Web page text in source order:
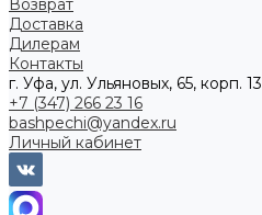
Возврат
Доставка
Дилерам
Контакты
г. Уфа, ул. Ульяновых, 65, корп. 13
+7 (347) 266 23 16
bashpechi@yandex.ru
Личный кабинет